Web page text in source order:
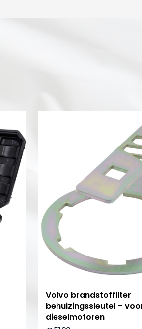
Volvo brandstoffilter
behuizingssleutel –
dieselmotoren